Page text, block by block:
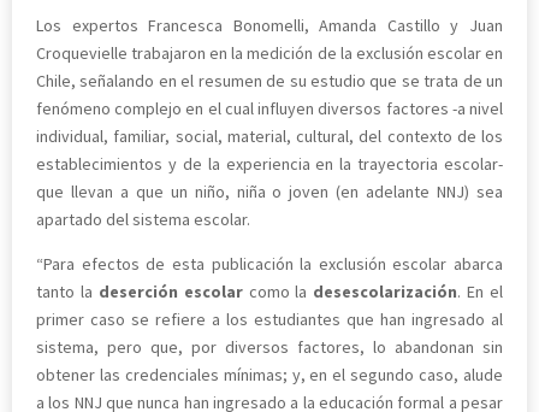
Los expertos Francesca Bonomelli, Amanda Castillo y Juan
Croquevielle trabajaron en la medición de la exclusión escolar en
Chile, señalando en el resumen de su estudio que se trata de un
fenómeno complejo en el cual influyen diversos factores -a nivel
individual, familiar, social, material, cultural, del contexto de los
establecimientos y de la experiencia en la trayectoria escolar-
que llevan a que un niño, niña o joven (en adelante NNJ) sea
apartado del sistema escolar.
“Para efectos de esta publicación la exclusión escolar abarca
tanto la deserción escolarcomo la desescolarización. En el
primer caso se refiere a los estudiantes que han ingresado al
sistema, pero que, por diversos factores, lo abandonan sin
obtener las credenciales mínimas; y, en el segundo caso, alude
a los NNJ que nunca han ingresado a la educación formal a pesar